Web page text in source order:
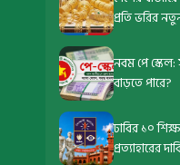
প্রতি ভরির
নবম পে
বাড়তে পারে?
ঢাবির ১০
প্রত্যাহারের